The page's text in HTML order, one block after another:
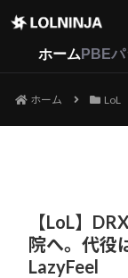
ホーム PBE
ホーム LoL
【LoL】
院へ。代役
LazyFeel